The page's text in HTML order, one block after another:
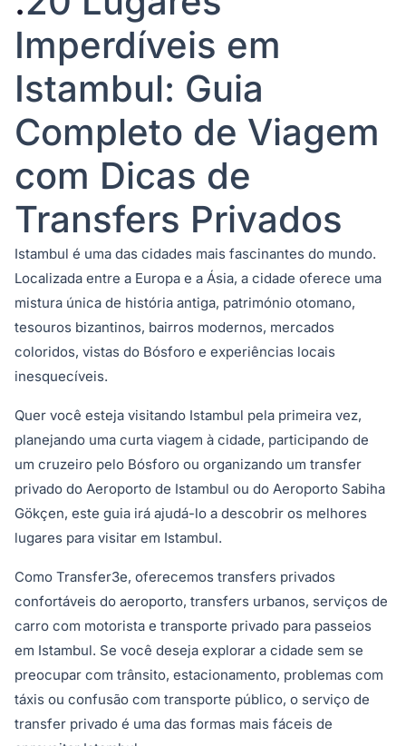
Imperdíveis em
Istambul: Guia
Completo de Viagem
com Dicas de
Transfers Privados
Istambul é uma das cidades mais fascinantes do mundo.
Localizada entre a Europa e a Ásia, a cidade oferece uma
mistura única de história antiga, património otomano,
tesouros bizantinos, bairros modernos, mercados
coloridos, vistas do Bósforo e experiências locais
inesquecíveis.
Quer você esteja visitando Istambul pela primeira vez,
planejando uma curta viagem à cidade, participando de
um cruzeiro pelo Bósforo ou organizando um transfer
privado do Aeroporto de Istambul ou do Aeroporto Sabiha
Gökçen, este guia irá ajudá-lo a descobrir os melhores
lugares para visitar em Istambul.
Como Transfer3e, oferecemos transfers privados
confortáveis do aeroporto, transfers urbanos, serviços de
carro com motorista e transporte privado para passeios
em Istambul. Se você deseja explorar a cidade sem se
preocupar com trânsito, estacionamento, problemas com
táxis ou confusão com transporte público, o serviço de
transfer privado é uma das formas mais fáceis de